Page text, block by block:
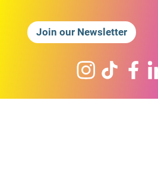
Join our Newsletter